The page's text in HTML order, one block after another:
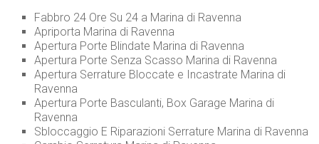
Fabbro 24 Ore Su 24 a Marina di Ravenna
Apriporta Marina di Ravenna
Apertura Porte Blindate Marina di Ravenna
Apertura Porte Senza Scasso Marina di Ravenna
Apertura Serrature Bloccate e Incastrate Marina di
Ravenna
Apertura Porte Basculanti, Box Garage Marina di
Ravenna
Sbloccaggio E Riparazioni Serrature Marina di Ravenna